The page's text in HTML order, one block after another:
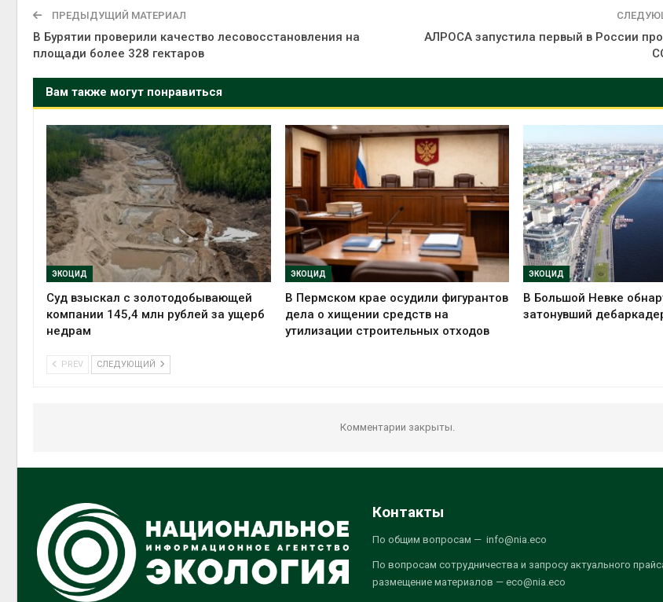
ПРЕДЫДУЩИЙ МАТЕРИАЛ
В Бурятии проверили качество лесовосстановления на
площади более 328 гектаров
АЛРОСА запустила первый в России
Вам также могут понравиться
ЭКОЦИД
Суд взыскал с золотодобывающей
компании 145,4 млн рублей за ущерб
недрам
ЭКОЦИД
В Пермском крае осудили фигурантов
дела о хищении средств на
утилизации строительных отходов
ЭКОЦИД
В Большой Невке
затонувший
PREV СЛЕДУЮЩИЙ
Комментарии закрыты.
Контакты
По общим вопросам — info@nia.eco
По вопросам сотрудничества и запросу актуального
размещение материалов — eco@nia.eco